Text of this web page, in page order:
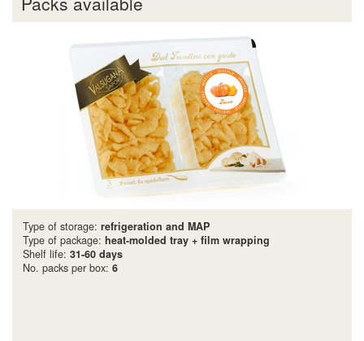
Type of storage: refrigeration and MAP
Type of package: heat-molded tray + film wrapping
Shelf life: 31-60 days
No. packs per box: 6